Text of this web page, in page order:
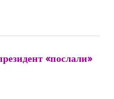
«послали»